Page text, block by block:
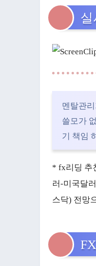
멘탈관
쓸모가
기 책임
* fx리딩 추
러-미국달
스닥) 전망